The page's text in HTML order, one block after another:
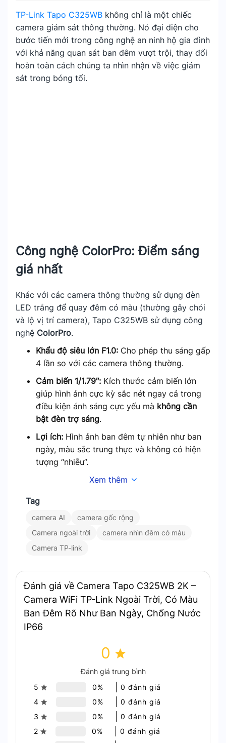
TP-Link Tapo C325WB không chỉ là một chiếc
camera giám sát thông thường. Nó đại diện cho
bước tiến mới trong công nghệ an ninh hộ gia đình
với khả năng quan sát ban đêm vượt trội, thay đổi
hoàn toàn cách chúng ta nhìn nhận về việc giám
sát trong bóng tối.
Công nghệ ColorPro: Điểm sáng
giá nhất
Khác với các camera thông thường sử dụng đèn
LED trắng để quay đêm có màu (thường gây chói
và lộ vị trí camera), Tapo C325WB sử dụng công
nghệ ColorPro.
Khẩu độ siêu lớn F1.0: Cho phép thu sáng gấp
4 lần so với các camera thông thường.
Cảm biến 1/1.79″: Kích thước cảm biến lớn
giúp hình ảnh cực kỳ sắc nét ngay cả trong
điều kiện ánh sáng cực yếu mà không cần
bật đèn trợ sáng.
Lợi ích: Hình ảnh ban đêm tự nhiên như ban
ngày, màu sắc trung thực và không có hiện
tượng “nhiễu”.
Công nghệ ColorPro. Cho hình ảnh luôn sắc nét, dù tình
trạng ánh sáng yếu.
Camera Tapo C325WB 2K, rõ
ràng đến từng chi tiết
Xem thêm
Tag
camera AI
camera gốc rộng
Camera ngoài trời
camera nhìn đêm có màu
Camera TP-link
Đánh giá về Camera Tapo C325WB 2K –
Camera WiFi TP-Link Ngoài Trời, Có Màu
Ban Đêm Rõ Như Ban Ngày, Chống Nước
IP66
0
Đánh giá trung bình
5
0%
0 đánh giá
4
0%
0 đánh giá
3
0%
0 đánh giá
2
0%
0 đánh giá